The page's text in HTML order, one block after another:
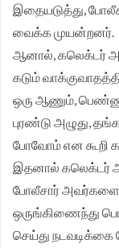
இதையடுத்து,
வைக்க முயன்றனர்.
ஆனால், கலெக்டர்
கடும்
ஒரு ஆணும்,
புரண்டு அழுது,
போவோம் என கூறி
இதனால் கலெக்டர்
போலீசார் அவர்களை
ஒருங்கிணைந்து
செய்து